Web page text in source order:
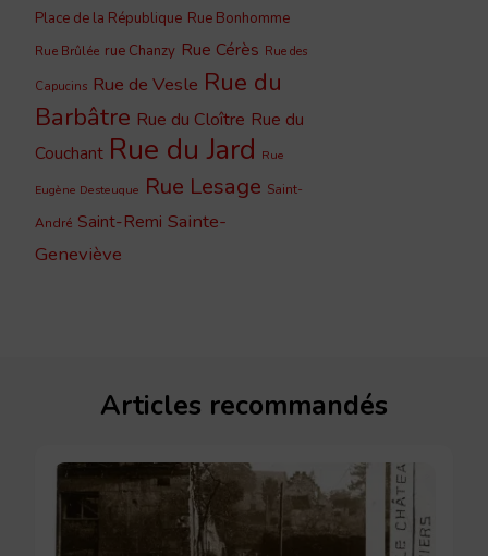
Place de la République Rue Bonhomme
Rue Brûlée rue Chanzy Rue Cérès Rue des
Capucins Rue de Vesle Rue du
Barbâtre Rue du Cloître Rue du
Couchant Rue du Jard Rue
Eugène Desteuque Rue Lesage Saint-
André Saint-Remi Sainte-
Geneviève
Articles recommandés